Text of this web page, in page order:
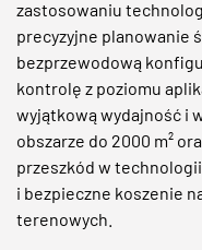
zastosowaniu
precyzyjne planowanie
bezprzewodową
kontrolę z poziomu
wyjątkową wydajność i
obszarze do 2000 m²
przeszkód w
i bezpieczne koszenie
terenowych.